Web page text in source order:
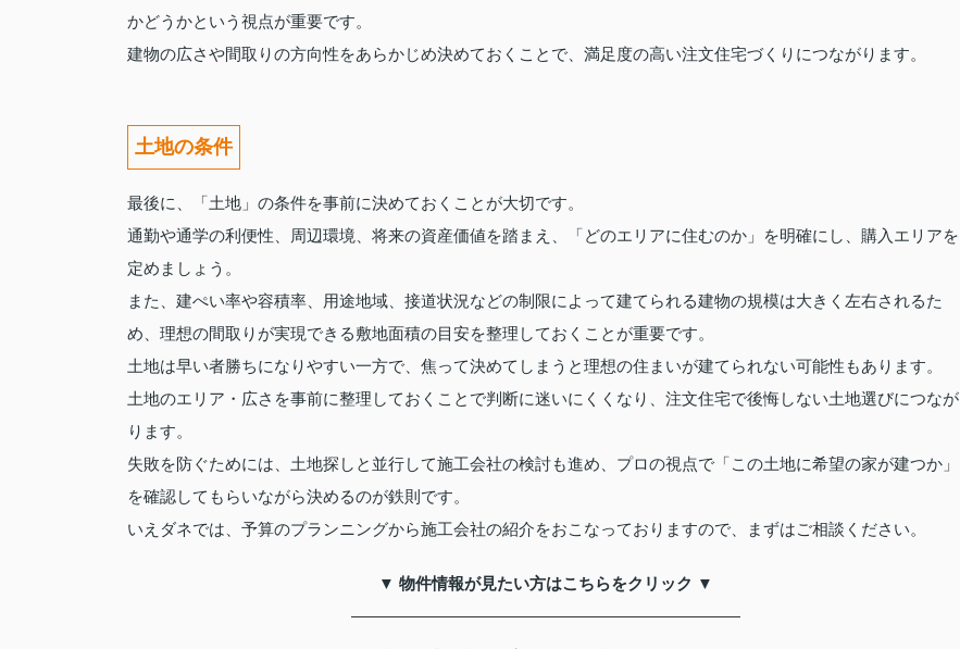
かどうかという視点が重要です。
建物の広さや間取りの方向性をあらかじめ決めておくことで、満足度の高い注文住宅づくりにつながります。
土地の条件
最後に、「土地」の条件を事前に決めておくことが大切です。
通勤や通学の利便性、周辺環境、将来の資産価値を踏まえ、「どのエリアに住むのか」を明確にし、購入エリアを
定めましょう。
また、建ぺい率や容積率、用途地域、接道状況などの制限によって建てられる建物の規模は大きく左右されるた
め、理想の間取りが実現できる敷地面積の目安を整理しておくことが重要です。
土地は早い者勝ちになりやすい一方で、焦って決めてしまうと理想の住まいが建てられない可能性もあります。
土地のエリア・広さを事前に整理しておくことで判断に迷いにくくなり、注文住宅で後悔しない土地選びにつなが
ります。
失敗を防ぐためには、土地探しと並行して施工会社の検討も進め、プロの視点で「この土地に希望の家が建つか」
を確認してもらいながら決めるのが鉄則です。
いえダネでは、予算のプランニングから施工会社の紹介をおこなっておりますので、まずはご相談ください。
▼ 物件情報が見たい方はこちらをクリック ▼